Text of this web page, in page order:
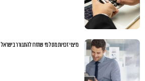
מיצוי זכויות מס למי שחזרו להתגורר בישראל